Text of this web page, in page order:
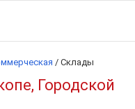
/ Склады
Городской